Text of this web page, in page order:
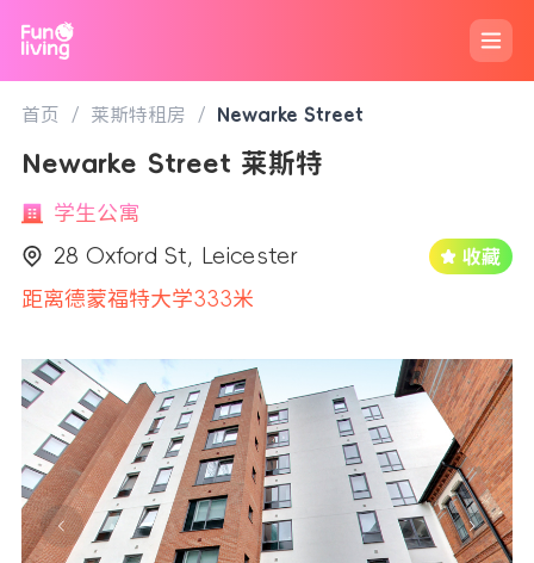
首页 / 莱斯特租房 / Newarke Street
Newarke Street 莱斯特
学生公寓
28 Oxford St, Leicester
距离德蒙福特大学333米